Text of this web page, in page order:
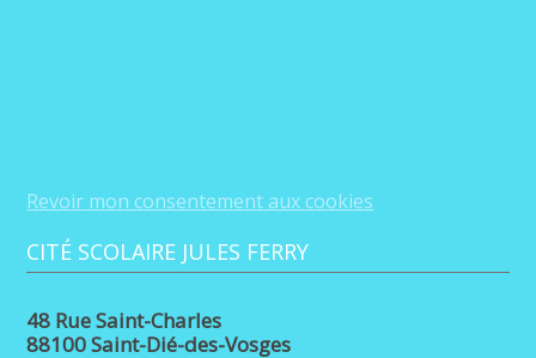
Revoir mon consentement aux cookies
CITÉ SCOLAIRE JULES FERRY
48 Rue Saint-Charles
88100 Saint-Dié-des-Vosges